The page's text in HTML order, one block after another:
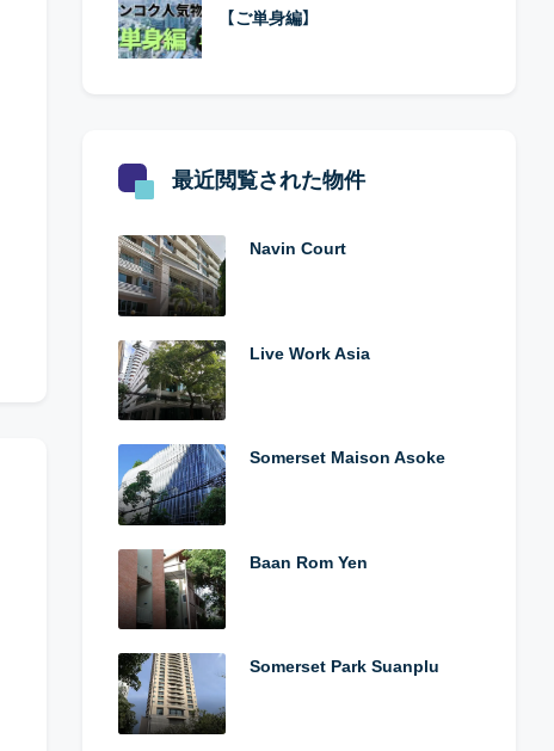
【ご単身編】
最近閲覧された物件
Navin Court
Live Work Asia
Somerset Maison Asoke
Baan Rom Yen
Somerset Park Suanplu